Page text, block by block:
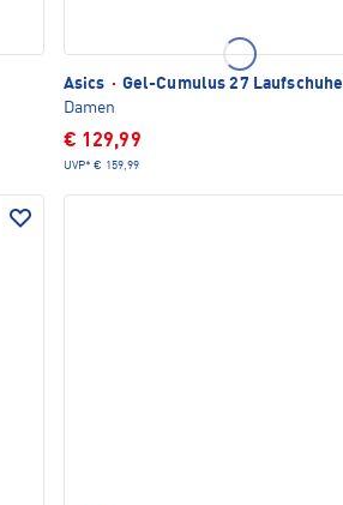
Asics · Gel-Cumulus 27 Laufschuhe
Damen
€ 129,99
UVP* € 159,99